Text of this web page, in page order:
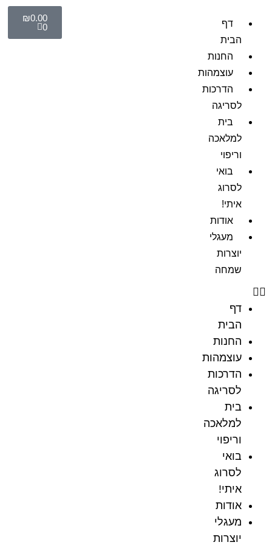
דף
הבית
החנות
עוצמהות
הדרכות
לסריגה
בית
למלאכה
וריפוי
בואי
לסרוג
איתי!
אודות
מעגלי
יוצרות
שמחה
דף
הבית
החנות
עוצמהות
הדרכות
לסריגה
בית
למלאכה
וריפוי
בואי
לסרוג
איתי!
אודות
מעגלי
יוצרות
₪0.00
0